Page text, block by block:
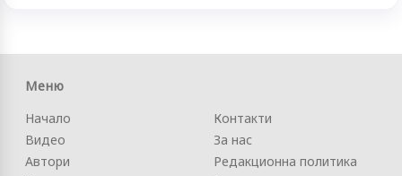
Меню
Начало
Видео
Автори
Контакти
За нас
Редакционна политика